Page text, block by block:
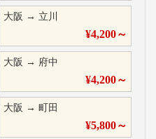
大阪 → 立川
¥4,200～
大阪 → 府中
¥4,200～
大阪 → 町田
¥5,800～